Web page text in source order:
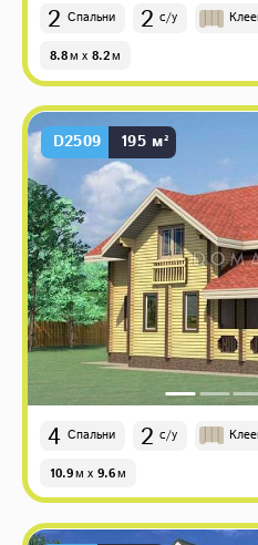
2 Спальни 2 с/у
8.8м x 8.2м
D2509 195 м²
4 Спальни 2 с/у
10.9м x 9.6м